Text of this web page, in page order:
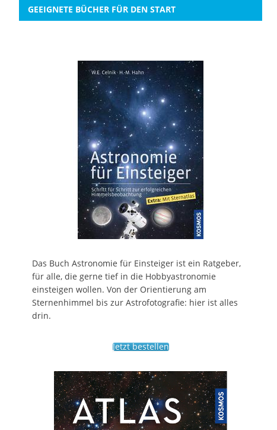
GEEIGNETE BÜCHER FÜR DEN START
Das Buch Astronomie für Einsteiger ist ein Ratgeber,
für alle, die gerne tief in die Hobbyastronomie
einsteigen wollen. Von der Orientierung am
Sternenhimmel bis zur Astrofotografie: hier ist alles
drin.
Jetzt bestellen